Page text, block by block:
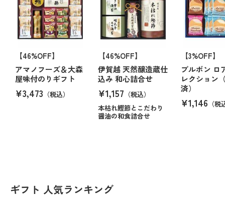
【46%OFF】
アマノフーズ＆大森
屋味付のりギフト
¥3,473 （税込）
【46%OFF】
伊賀越 天然醸造蔵仕
込み 和心詰合せ
¥1,157 （税込）
本枯れ鰹節とこだわり
醤油の和食詰合せ
【3%OFF】
ブルボン ロ
レクション
済）
¥1,146 （税
ギフト 人気ランキング